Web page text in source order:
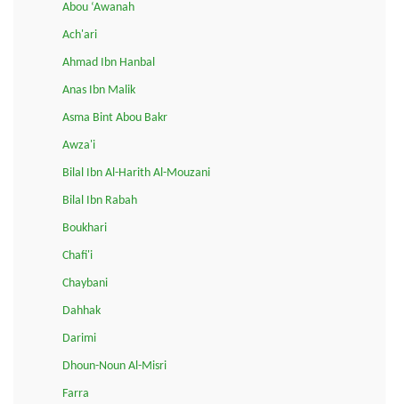
Abou ‘Awanah
Ach'ari
Ahmad Ibn Hanbal
Anas Ibn Malik
Asma Bint Abou Bakr
Awza'i
Bilal Ibn Al-Harith Al-Mouzani
Bilal Ibn Rabah
Boukhari
Chafi'i
Chaybani
Dahhak
Darimi
Dhoun-Noun Al-Misri
Farra